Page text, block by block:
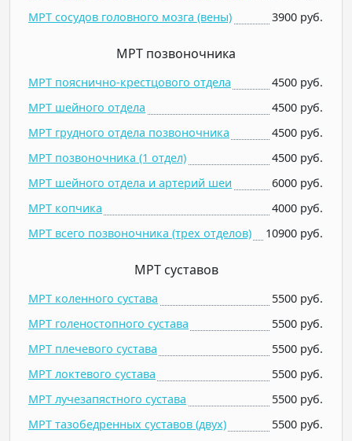
МРТ сосудов головного мозга (вены)
3900 руб.
МРТ позвоночника
МРТ пояснично-крестцового отдела
4500 руб.
МРТ шейного отдела
4500 руб.
МРТ грудного отдела позвоночника
4500 руб.
МРТ позвоночника (1 отдел)
4500 руб.
МРТ шейного отдела и артерий шеи
6000 руб.
МРТ копчика
4000 руб.
МРТ всего позвоночника (трех отделов)
10900 руб.
МРТ суставов
МРТ коленного сустава
5500 руб.
МРТ голеностопного сустава
5500 руб.
МРТ плечевого сустава
5500 руб.
МРТ локтевого сустава
5500 руб.
МРТ лучезапястного сустава
5500 руб.
МРТ тазобедренных суставов (двух)
5500 руб.